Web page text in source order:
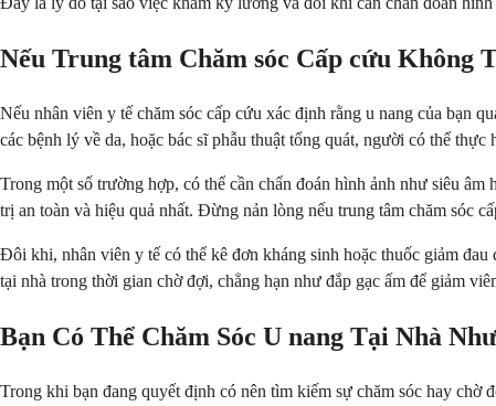
Nếu Trung tâm Chăm sóc Cấp cứu Không
Nếu nhân viên y tế chăm sóc cấp cứu xác định rằng u nang của bạn
các bệnh lý về da, hoặc bác sĩ phẫu thuật tổng quát, người có thể thực
Trong một số trường hợp, có thể cần chẩn đoán hình ảnh như siêu
trị an toàn và hiệu quả nhất. Đừng nản lòng nếu trung tâm chăm sóc
Đôi khi, nhân viên y tế có thể kê đơn kháng sinh hoặc thuốc giảm
tại nhà trong thời gian chờ đợi, chẳng hạn như đắp gạc ấm để giảm
Bạn Có Thể Chăm Sóc U nang Tại Nhà
Trong khi bạn đang quyết định có nên tìm kiếm sự chăm sóc hay chờ